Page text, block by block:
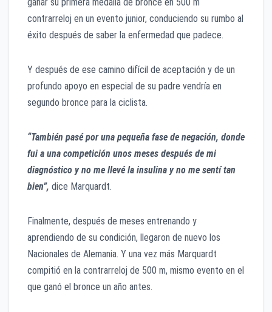
contrarreloj en un evento junior, conduciendo su rumbo al
éxito después de saber la enfermedad que padece.
Y después de ese camino difícil de aceptación y de un
profundo apoyo en especial de su padre vendría en
segundo bronce para la ciclista.
“También pasé por una pequeña fase de negación, donde
fui a una competición unos meses después de mi
diagnóstico y no me llevé la insulina y no me sentí tan
bien”, dice Marquardt.
Finalmente, después de meses entrenando y
aprendiendo de su condición, llegaron de nuevo los
Nacionales de Alemania. Y una vez más Marquardt
compitió en la contrarreloj de 500 m, mismo evento en el
que ganó el bronce un año antes.